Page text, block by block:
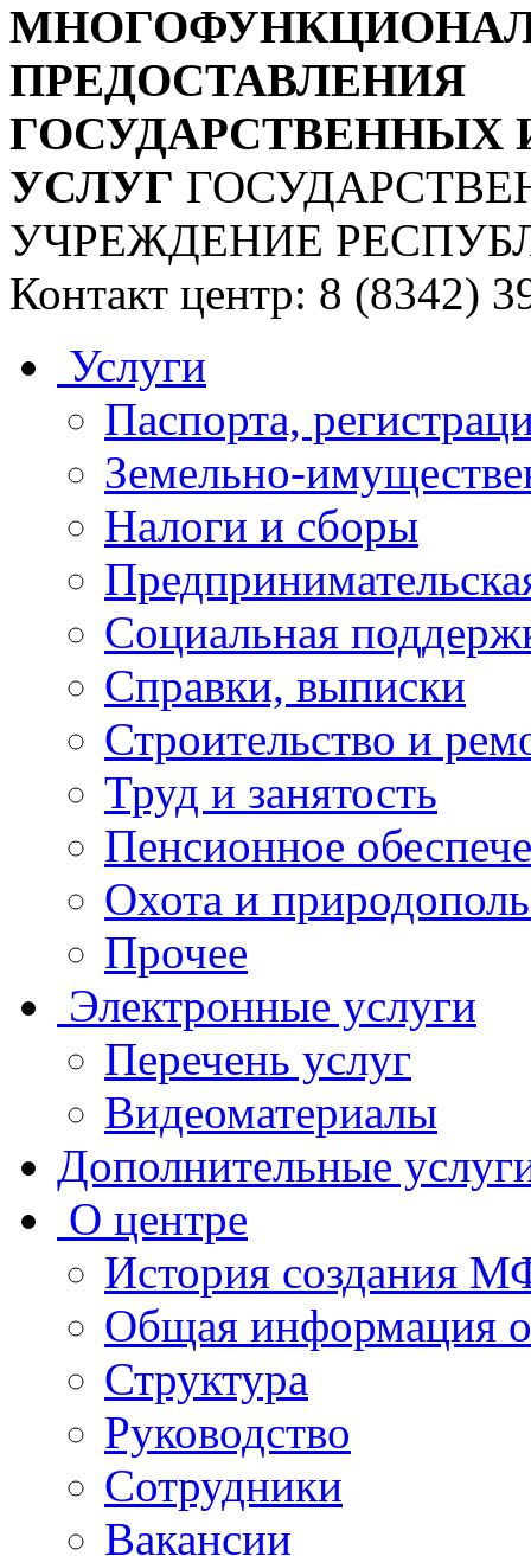
ПРЕДОСТАВЛЕНИЯ
УСЛУГ
УЧРЕЖДЕНИЕ
Контакт центр: 8 (8342)
Услуги
Паспорта,
Земельно-
Налоги и сборы
Социальная
Справки, выписки
Строительство и
Труд и занятость
Пенсионное
Охота и
Прочее
Электронные услуги
Перечень услуг
Видеоматериалы
Дополнительные
О центре
История создания
Общая
Структура
Руководство
Сотрудники
Вакансии